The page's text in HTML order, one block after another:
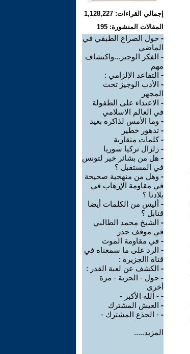
إجمالي القراءات: 1,128,227
المقالات المنشورة: 195
- حول الصراع الطبقي في
الماضي
- الفكر الوجيز...واكتشاف
مهم
- التقاعد الإلزامي :
- الأدب الوجيز تحت
المجهر
- الاعتداء على الطفولة
في العالم الاسلامي
- وما الأمس لذاكره بعيد
- تدهور خطير
-كلمات متقاربة
- زلزال تركيا سوريا
- هل من بشائر خير لتونس
في المستقبل ؟
- وهل من منهجية صحيحة
في مقاومة الإرهاب في
بلادنا ؟
- أليس من الكلمات أيضا
قنابل ؟
- الشيخ محمد الطالبي
في موقف حذر
- في مقاومة الموت
- الرد على ما سمعناه في
قناة االجزيرة :
- الكشف عن لعبة القدر :
- حول - الحرية - مرة
أخرى
- - الله الأكبر -
- العيش المشترك
- - الجذع المشترك -
المزيد.....